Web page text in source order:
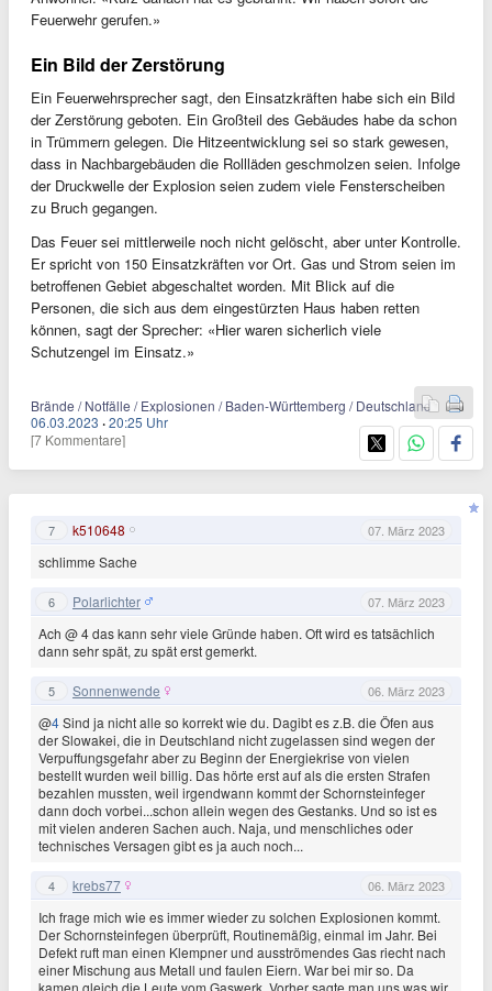
Feuerwehr gerufen.»
Ein Bild der Zerstörung
Ein Feuerwehrsprecher sagt, den Einsatzkräften habe sich ein Bild
der Zerstörung geboten. Ein Großteil des Gebäudes habe da schon
in Trümmern gelegen. Die Hitzeentwicklung sei so stark gewesen,
dass in Nachbargebäuden die Rollläden geschmolzen seien. Infolge
der Druckwelle der Explosion seien zudem viele Fensterscheiben
zu Bruch gegangen.
Das Feuer sei mittlerweile noch nicht gelöscht, aber unter Kontrolle.
Er spricht von 150 Einsatzkräften vor Ort. Gas und Strom seien im
betroffenen Gebiet abgeschaltet worden. Mit Blick auf die
Personen, die sich aus dem eingestürzten Haus haben retten
können, sagt der Sprecher: «Hier waren sicherlich viele
Schutzengel im Einsatz.»
Brände / Notfälle / Explosionen / Baden-Württemberg / Deutschland
06.03.2023 ·20:25 Uhr
[7 Kommentare]
7 k510648 07. März 2023
schlimme Sache
6 Polarlichter 07. März 2023
Ach @ 4 das kann sehr viele Gründe haben. Oft wird es tatsächlich
dann sehr spät, zu spät erst gemerkt.
5 Sonnenwende 06. März 2023
@4Sind ja nicht alle so korrekt wie du. Dagibt es z.B. die Öfen aus
der Slowakei, die in Deutschland nicht zugelassen sind wegen der
Verpuffungsgefahr aber zu Beginn der Energiekrise von vielen
bestellt wurden weil billig. Das hörte erst auf als die ersten Strafen
bezahlen mussten, weil irgendwann kommt der Schornsteinfeger
dann doch vorbei...schon allein wegen des Gestanks. Und so ist es
mit vielen anderen Sachen auch. Naja, und menschliches oder
technisches Versagen gibt es ja auch noch...
4 krebs77 06. März 2023
Ich frage mich wie es immer wieder zu solchen Explosionen kommt.
Der Schornsteinfegen überprüft, Routinemäßig, einmal im Jahr. Bei
Defekt ruft man einen Klempner und ausströmendes Gas riecht nach
einer Mischung aus Metall und faulen Eiern. War bei mir so. Da
kamen gleich die Leute vom Gaswerk. Vorher sagte man uns was wir